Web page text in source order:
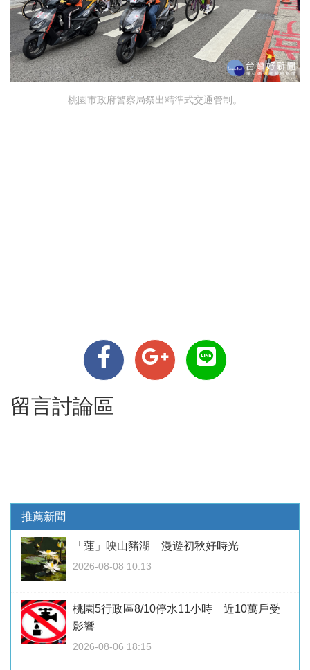
桃園市政府警察局祭出精準式交通管制。
留言討論區
推薦新聞
「蓮」映山豬湖 漫遊初秋好時光
2026-08-08 10:13
桃園5行政區8/10停水11小時 近10萬戶受
影響
2026-08-06 18:15